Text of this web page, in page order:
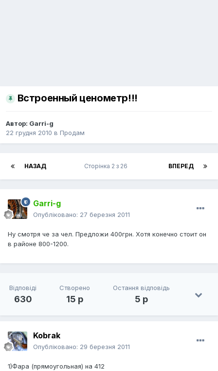
Встроенный ценометр!!!
Автор: Garri-g
22 грудня 2010 в Продам
НАЗАД ВПЕРЕД
Сторінка 2 з 26
Garri-g
Опубліковано: 27 березня 2011
Ну смотря че за чел. Предложи 400грн. Хотя конечно стоит он
в районе 800-1200.
Відповіді
630
Створено
15 р
Остання відповідь
5 р
Kobrak
Опубліковано: 29 березня 2011
1)Фара (прямоугольная) на 412